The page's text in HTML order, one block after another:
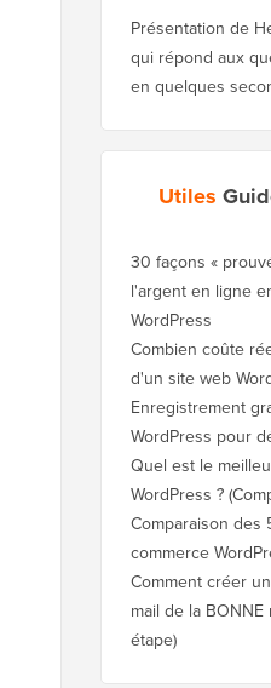
Présentation de
qui répond aux
en quelques
Utiles
30 façons «
l'argent en ligne
WordPress
Combien coûte
d'un site web
Enregistrement
WordPress pour
Quel est le
WordPress ?
Comparaison des
commerce
Comment créer
mail de la
étape)